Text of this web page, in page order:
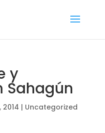
y
Sahagún
2014 | Uncategorized